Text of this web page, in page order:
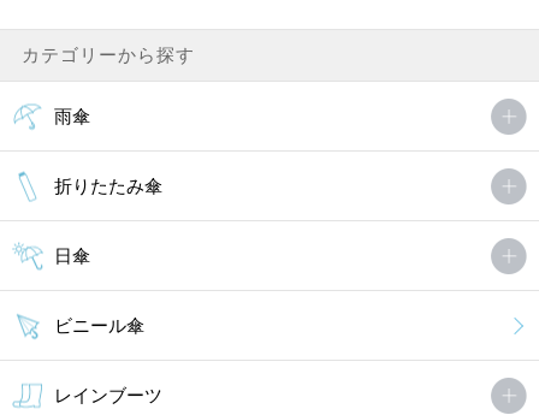
カテゴリーから探す
雨傘
折りたたみ傘
日傘
ビニール傘
レインブーツ